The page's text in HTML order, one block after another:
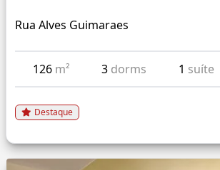
Rua Alves Guimaraes
126 m² 3 dorms 1 suíte
Destaque